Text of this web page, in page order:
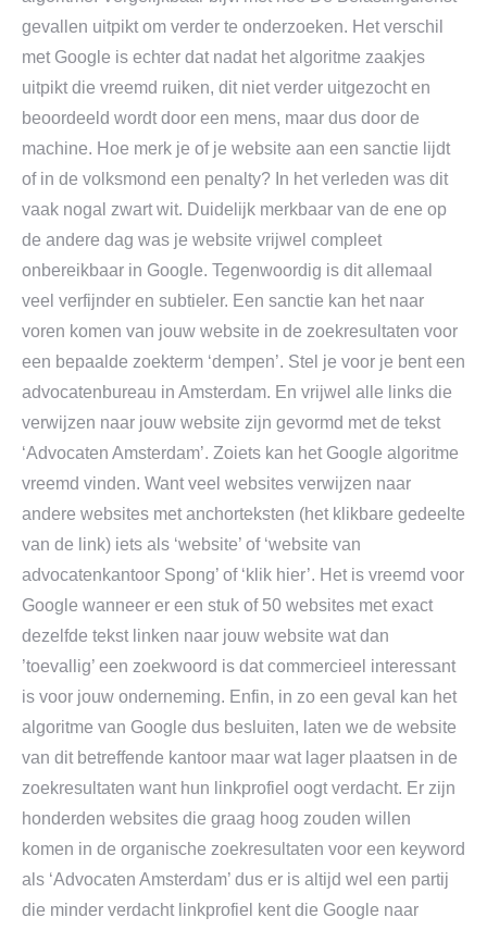
gevallen uitpikt om verder te onderzoeken. Het verschil
met Google is echter dat nadat het algoritme zaakjes
uitpikt die vreemd ruiken, dit niet verder uitgezocht en
beoordeeld wordt door een mens, maar dus door de
machine. Hoe merk je of je website aan een sanctie lijdt
of in de volksmond een penalty? In het verleden was dit
vaak nogal zwart wit. Duidelijk merkbaar van de ene op
de andere dag was je website vrijwel compleet
onbereikbaar in Google. Tegenwoordig is dit allemaal
veel verfijnder en subtieler. Een sanctie kan het naar
voren komen van jouw website in de zoekresultaten voor
een bepaalde zoekterm ‘dempen’. Stel je voor je bent een
advocatenbureau in Amsterdam. En vrijwel alle links die
verwijzen naar jouw website zijn gevormd met de tekst
‘Advocaten Amsterdam’. Zoiets kan het Google algoritme
vreemd vinden. Want veel websites verwijzen naar
andere websites met anchorteksten (het klikbare gedeelte
van de link) iets als ‘website’ of ‘website van
advocatenkantoor Spong’ of ‘klik hier’. Het is vreemd voor
Google wanneer er een stuk of 50 websites met exact
dezelfde tekst linken naar jouw website wat dan
’toevallig’ een zoekwoord is dat commercieel interessant
is voor jouw onderneming. Enfin, in zo een geval kan het
algoritme van Google dus besluiten, laten we de website
van dit betreffende kantoor maar wat lager plaatsen in de
zoekresultaten want hun linkprofiel oogt verdacht. Er zijn
honderden websites die graag hoog zouden willen
komen in de organische zoekresultaten voor een keyword
als ‘Advocaten Amsterdam’ dus er is altijd wel een partij
die minder verdacht linkprofiel kent die Google naar